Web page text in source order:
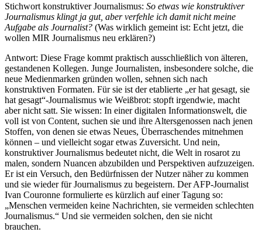
Stichwort konstruktiver Journalismus: So etwas wie konstruktiver
Journalismus klingt ja gut, aber verfehle ich damit nicht meine
Aufgabe als Journalist? (Was wirklich gemeint ist: Echt jetzt, die
wollen MIR Journalismus neu erklären?)
Antwort: Diese Frage kommt praktisch ausschließlich von älteren,
gestandenen Kollegen. Junge Journalisten, insbesondere solche, die
neue Medienmarken gründen wollen, sehnen sich nach
konstruktiven Formaten. Für sie ist der etablierte „er hat gesagt, sie
hat gesagt“-Journalismus wie Weißbrot: stopft irgendwie, macht
aber nicht satt. Sie wissen: In einer digitalen Informationswelt, die
voll ist von Content, suchen sie und ihre Altersgenossen nach jenen
Stoffen, von denen sie etwas Neues, Überraschendes mitnehmen
können – und vielleicht sogar etwas Zuversicht. Und nein,
konstruktiver Journalismus bedeutet nicht, die Welt in rosarot zu
malen, sondern Nuancen abzubilden und Perspektiven aufzuzeigen.
Er ist ein Versuch, den Bedürfnissen der Nutzer näher zu kommen
und sie wieder für Journalismus zu begeistern. Der AFP-Journalist
Ivan Couronne formulierte es kürzlich auf einer Tagung so:
„Menschen vermeiden keine Nachrichten, sie vermeiden schlechten
Journalismus.“ Und sie vermeiden solchen, den sie nicht
brauchen.